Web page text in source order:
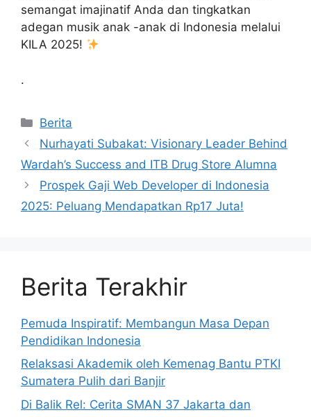
semangat imajinatif Anda dan tingkatkan
adegan musik anak -anak di Indonesia melalui
KILA 2025!
.
Kategori
Berita
Nurhayati Subakat: Visionary Leader Behind
Wardah’s Success and ITB Drug Store Alumna
Prospek Gaji Web Developer di Indonesia
2025: Peluang Mendapatkan Rp17 Juta!
Berita Terakhir
Pemuda Inspiratif: Membangun Masa Depan
Pendidikan Indonesia
Relaksasi Akademik oleh Kemenag Bantu PTKI
Sumatera Pulih dari Banjir
Di Balik Rel: Cerita SMAN 37 Jakarta dan